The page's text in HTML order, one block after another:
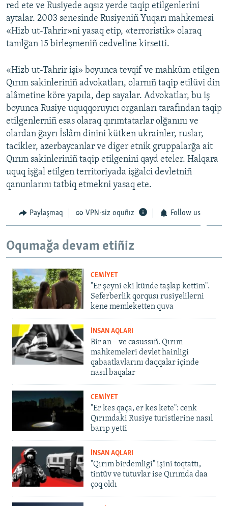
red ete ve Rusiyede aqsız yerde taqip etilgenlerini
aytalar. 2003 senesinde Rusiyeniñ Yuqarı mahkemesi
«Hizb ut-Tahrir»ni yasaq etip, «terroristik» olaraq
tanılğan 15 birleşmeniñ cedveline kirsetti.
«Hizb ut-Tahrir işi» boyunca tevqif ve mahküm etilgen
Qırım sakinleriniñ advokatları, olarnıñ taqip etilüvi din
alâmetine köre yapıla, dep sayalar. Advokatlar, bu iş
boyunca Rusiye uquqqoruyıcı organları tarafından taqip
etilgenlerniñ esas olaraq qırımtatarlar olğanını ve
olardan ğayrı İslâm dinini kütken ukrainler, ruslar,
tacikler, azerbaycanlar ve diger etnik gruppalarğa ait
Qırım sakinleriniñ taqip etilgenini qayd eteler. Halqara
uquq işğal etilgen territoriyada işğalci devletniñ
qanunlarını tatbiq etmekni yasaq ete.
Paylaşmaq VPN-siz oquñız Follow us
Oqumağa devam etiñiz
CEMİYET
"Er şeyni eki künde taşlap kettim".
Seferberlik qorqusı rusiyelilerni
kene memleketten quva
İNSAN AQLARI
Bir an – ve casussıñ. Qırım
mahkemeleri devlet hainligi
qabaatlavlarını daqqalar içinde
nasıl baqalar
CEMİYET
"Er kes qaça, er kes kete": cenk
Qırımdaki Rusiye turistlerine nasıl
barıp yetti
İNSAN AQLARI
"Qırım birdemligi" işini toqtattı,
tintüv ve tutuvlar ise Qırımda daa
çoq oldı